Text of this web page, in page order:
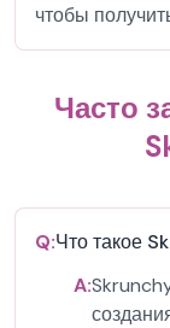
чтобы
Часто
Q:Что такое
A: